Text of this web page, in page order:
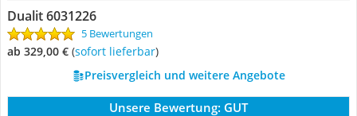
Dualit 6031226
5 Bewertungen
ab 329,00 € ( Sofort lieferbar)
Preisvergleich und weitere Angebote
Unsere Bewertung: GUT